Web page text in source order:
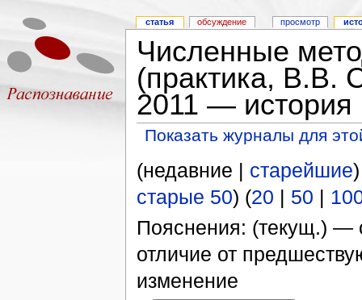
Численные
(практика, В.В.
2011 — история
Показать журналы для
(недавние | старейшие
старые 50) (20 | 50 |
Пояснения: (текущ.) —
отличие от
изменение
статья обсуждение просмотр